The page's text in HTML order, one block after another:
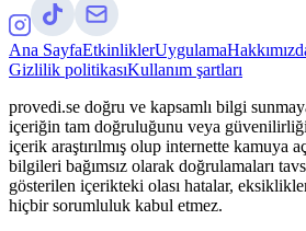
Ana SayfaEtkinliklerUygulama
Gizlilik politikasıKullanım şartları
provedi.se doğru ve kapsamlı bilgi
içeriğin tam doğruluğunu veya
içerik araştırılmış olup internette kamuya
bilgileri bağımsız olarak doğrulamaları
gösterilen içerikteki olası hatalar,
hiçbir sorumluluk kabul etmez.